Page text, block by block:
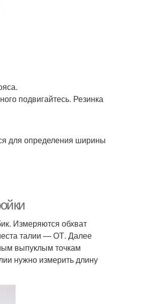
подвигайтесь. Резинка
для определения ширины
Измеряются обхват
талии — ОТ. Далее
выпуклым точкам
нужно измерить длину